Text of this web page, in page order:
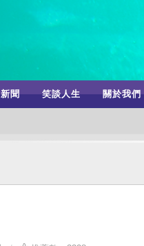
聞 笑談人生 關於我們